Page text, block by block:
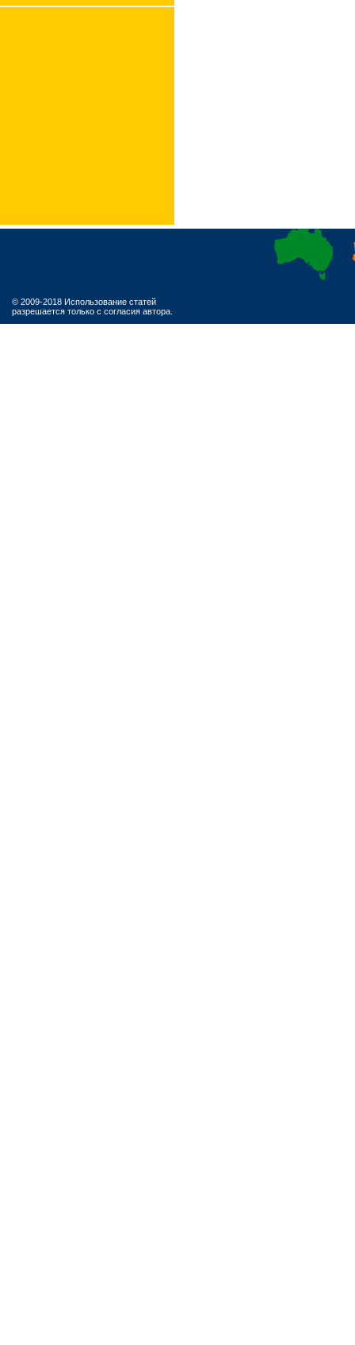
© 2009-2018 Использование статей
разрешается только с согласия автора.